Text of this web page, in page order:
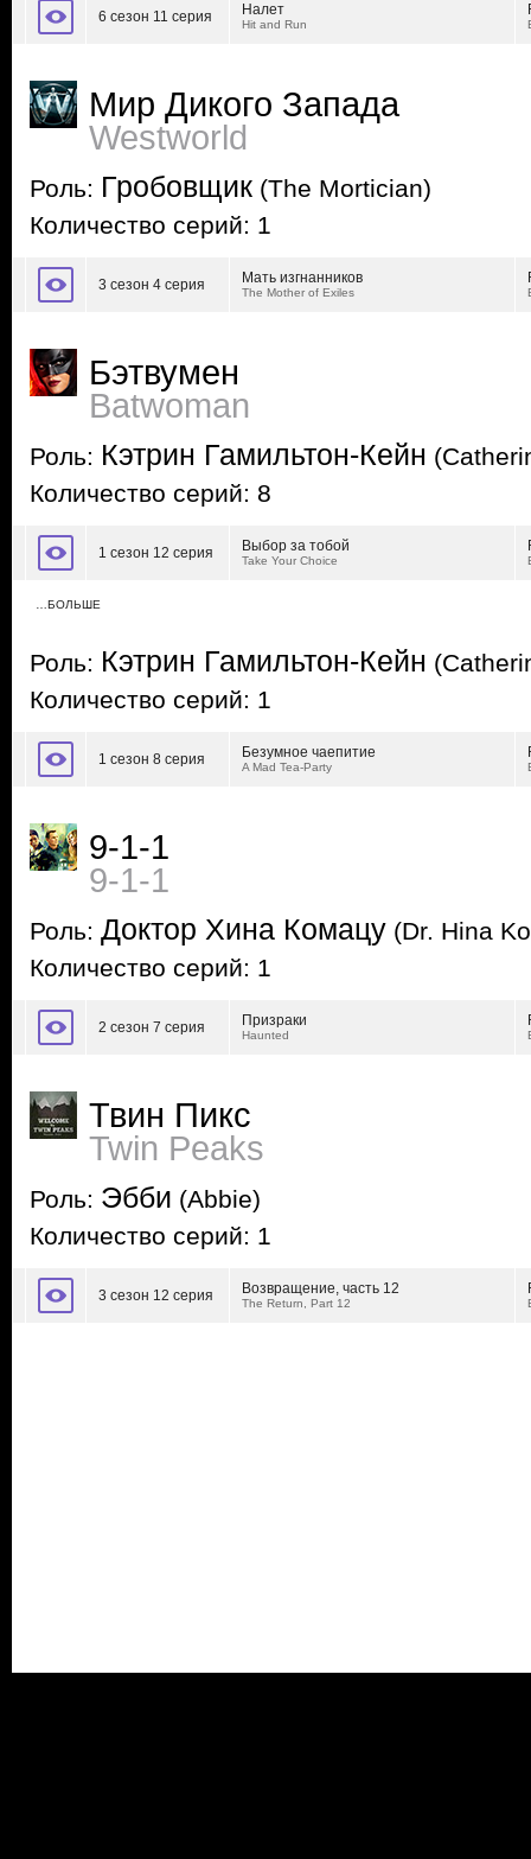
6 сезон 11 серия Налет
Hit and Run
Мир Дикого Запада
Westworld
Роль: Гробовщик (The Mortician)
Количество серий: 1
3 сезон 4 серия Мать изгнанников
The Mother of Exiles
Бэтвумен
Batwoman
Роль: Кэтрин Гамильтон-Кейн
Количество серий: 8
1 сезон 12 серия Выбор за тобой
Take Your Choice
…БОЛЬШЕ
Роль: Кэтрин Гамильтон-Кейн
Количество серий: 1
1 сезон 8 серия Безумное чаепитие
A Mad Tea-Party
9-1-1
9-1-1
Роль: Доктор Хина Комацу (Dr. Hina
Количество серий: 1
2 сезон 7 серия Призраки
Haunted
Твин Пикс
Twin Peaks
Роль: Эбби (Abbie)
Количество серий: 1
3 сезон 12 серия Возвращение, часть 12
The Return, Part 12